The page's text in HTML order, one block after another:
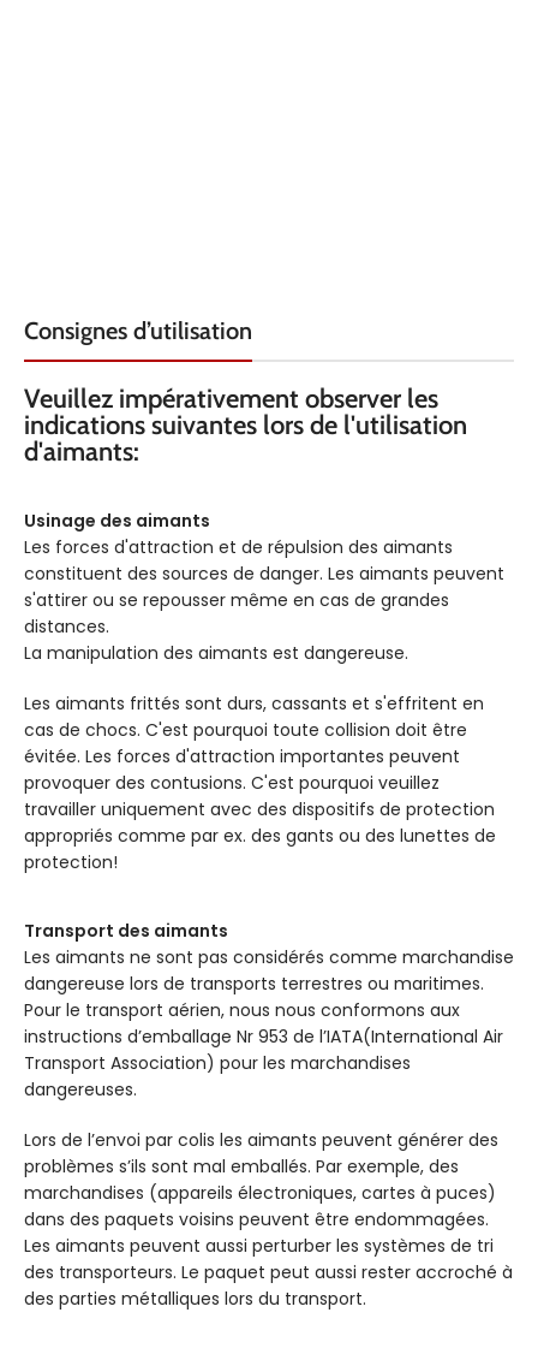
TEMPÉRATURE 200°C
TEMPÉRATURE 200°C
Consignes d’utilisation
Veuillez impérativement observer les
indications suivantes lors de l'utilisation
d'aimants:
Usinage des aimants
Les forces d'attraction et de répulsion des aimants
constituent des sources de danger. Les aimants peuvent
s'attirer ou se repousser même en cas de grandes
distances.
La manipulation des aimants est dangereuse.
Les aimants frittés sont durs, cassants et s'effritent en
cas de chocs. C'est pourquoi toute collision doit être
évitée. Les forces d'attraction importantes peuvent
provoquer des contusions. C'est pourquoi veuillez
travailler uniquement avec des dispositifs de protection
appropriés comme par ex. des gants ou des lunettes de
protection!
Transport des aimants
Les aimants ne sont pas considérés comme marchandise
dangereuse lors de transports terrestres ou maritimes.
Pour le transport aérien, nous nous conformons aux
instructions d’emballage Nr 953 de l’IATA(International Air
Transport Association) pour les marchandises
dangereuses.
Lors de l’envoi par colis les aimants peuvent générer des
problèmes s’ils sont mal emballés. Par exemple, des
marchandises (appareils électroniques, cartes à puces)
dans des paquets voisins peuvent être endommagées.
Les aimants peuvent aussi perturber les systèmes de tri
des transporteurs. Le paquet peut aussi rester accroché à
des parties métalliques lors du transport.